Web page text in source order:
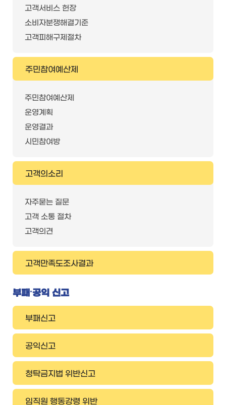
고객서비스 헌장
소비자분쟁해결기준
고객피해구제절차
주민참여예산제
주민참여예산제
운영계획
운영결과
시민참여방
고객의소리
자주묻는 질문
고객 소통 절차
고객의견
고객만족도조사결과
부패∙공익 신고
부패신고
공익신고
청탁금지법 위반신고
임직원 행동강령 위반